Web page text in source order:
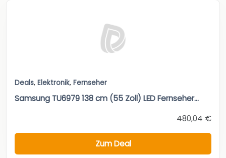
Deals, Elektronik, Fernseher
Samsung TU6979 138 cm (55 Zoll) LED Fernseher...
480,04 €
Zum Deal